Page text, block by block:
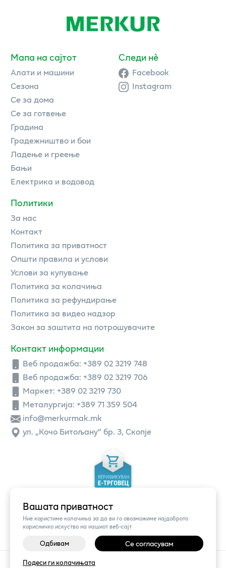
Вашата приватност
Ние користиме колачиња за да ви го овозможиме најдоброто
корисничко искуство на нашиот веб-сајт
Одбивам Се согласувам
Подеси ги колачињата
Мапа на сајтот
Алати и машини
Сезона
Се за дома
Се за готвење
Градина
Градежништво и бои
Ладење и греење
Бањи
Електрика и водовод
Политики
За нас
Контакт
Политика за приватност
Општи правила и услови
Услови за купување
Политика за колачиња
Политика за рефундирање
Политика за видео надзор
Закон за заштита на потрошувачите
Контакт информации
Веб продажба: +389 02 3219 748
Веб продажба: +389 02 3219 706
Маркет: +389 02 3219 730
Металургија: +389 71 359 504
info@merkurmak.mk
ул. „Кочо Битољану“ бр. 3, Скопје
Следи нè
Facebook
Instagram
©2026